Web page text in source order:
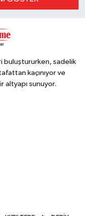
buluştururken, sadelik
kaçınıyor ve
altyapı sunuyor.